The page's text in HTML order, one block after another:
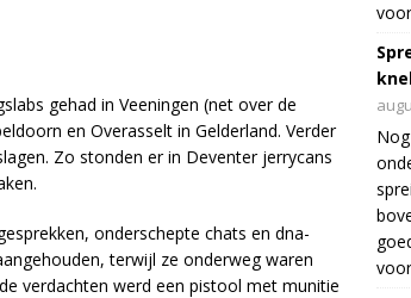
gehad in Veeningen (net over de
en Overasselt in Gelderland. Verder
Zo stonden er in Deventer jerrycans
onderschepte chats en dna-
terwijl ze onderweg waren
verdachten werd een pistool met munitie